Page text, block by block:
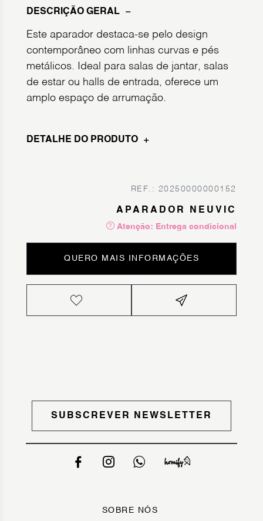
DESCRIÇÃO GERAL
Este aparador destaca-se pelo design
contemporâneo com linhas curvas e pés
metálicos. Ideal para salas de jantar, salas
de estar ou halls de entrada, oferece um
amplo espaço de arrumação.
DETALHE DO PRODUTO
REF.: 20250000000152
APARADOR NEUVIC
Atenção: Entrega condicional
QUERO MAIS INFORMAÇÕES
SUBSCREVER NEWSLETTER
SOBRE NÓS